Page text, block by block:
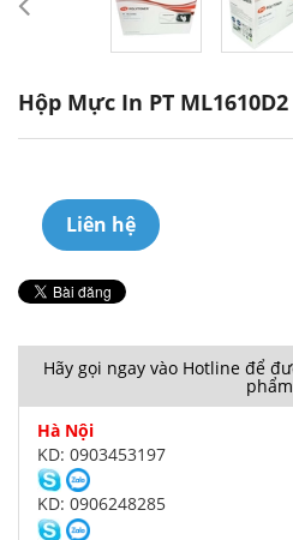
Hộp Mực In PT ML1610D2
Liên hệ
Hãy gọi ngay vào Hotline để
phẩm
Hà Nội
KD: 0903453197
KD: 0906248285